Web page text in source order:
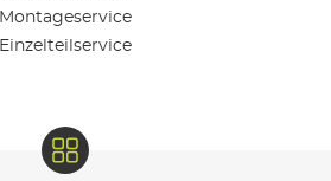
Montageservice
Einzelteilservice